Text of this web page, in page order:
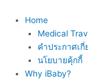
content
Home
Medical
คำประกาศเ
นโยบายคุ้กกี้
Why iBaby?